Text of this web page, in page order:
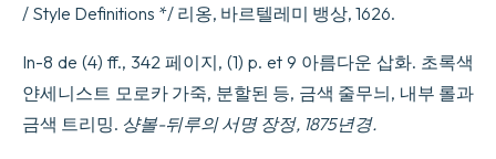
:
Herbe
a
la
Reyne,
Avec
/ Style Definitions */ 리옹, 바르텔레미 뱅상, 1626.
In-8 de (4) ff., 342 페이지, (1) p. et 9 아름다운 삽화. 초록색
얀세니스트 모로카 가죽, 분할된 등, 금색 줄무늬, 내부 롤과
금색 트리밍. 샹볼-뒤루의 서명 장정, 1875년경.